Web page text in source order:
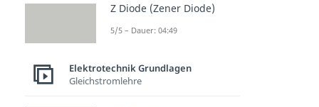
Z Diode (Zener Diode)
5/5 – Dauer: 04:49
Elektrotechnik Grundlagen
Gleichstromlehre